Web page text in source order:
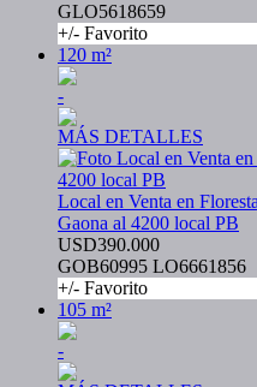
GLO5618659
+/- Favorito
120 m²
-
MÁS DETALLES
Local en Venta en
Gaona al 4200 local PB
USD390.000
GOB60995 LO6661856
+/- Favorito
105 m²
-